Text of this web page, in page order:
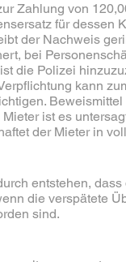
Zahlung von
für dessen
der Nachweis
bei
die Polizei
kann
ist es
der Mieter in
entstehen,
die verspätete
sind.